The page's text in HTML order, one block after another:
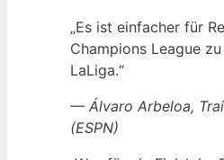
„Es ist einfacher für
Champions League
LaLiga.“
— Álvaro Arbeloa,
(ESPN)